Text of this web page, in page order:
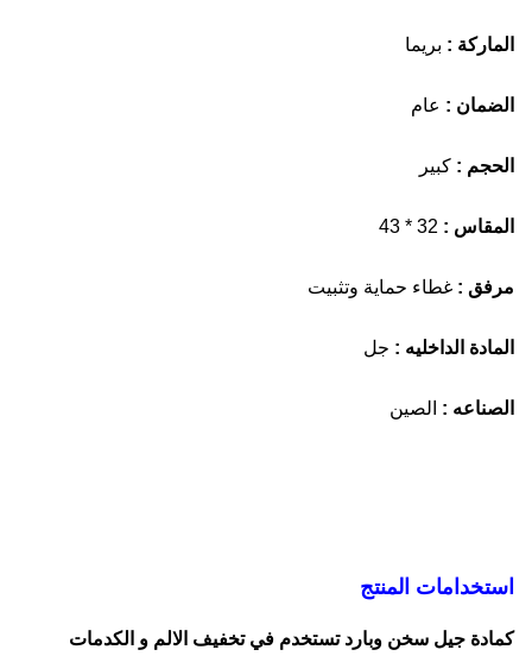
الماركة : بريما
الضمان : عام
الحجم : كبير
المقاس :
مرفق : غطاء حماية وتثبيت
المادة الداخليه : جل
الصناعه : الصين
استخدامات المنتج
كمادة جيل سخن وبارد تستخدم في تخفيف الالم و الكدمات